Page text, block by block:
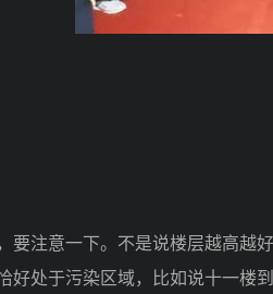
注意一下。不是说楼层越高越
好处于污染区域，比如说十一楼